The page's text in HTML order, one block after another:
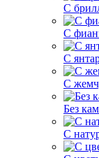
С
С
С
С
Без
С